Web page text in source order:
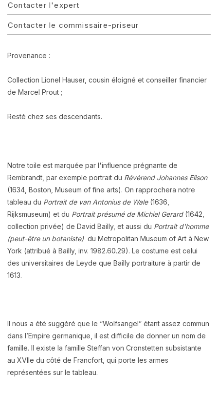
Contacter l'expert
Contacter le commissaire-priseur
Provenance :
Collection Lionel Hauser, cousin éloigné et conseiller financier
de Marcel Prout ;
Resté chez ses descendants.
Notre toile est marquée par l'influence prégnante de
Rembrandt, par exemple portrait du Révérend Johannes Elison
(1634, Boston, Museum of fine arts). On rapprochera notre
tableau du Portrait de van Antonius de Wale(1636,
Rijksmuseum) et du Portrait présumé de Michiel Gerard(1642,
collection privée) de David Bailly, et aussi du Portrait d'homme
(peut-être un botaniste) du Metropolitan Museum of Art à New
York (attribué à Bailly, inv. 1982.60.29). Le costume est celui
des universitaires de Leyde que Bailly portraiture à partir de
1613.
Il nous a été suggéré que le “Wolfsangel” étant assez commun
dans l’Empire germanique, il est difficile de donner un nom de
famille. Il existe la famille Steffan von Cronstetten subsistante
au XVIIe du côté de Francfort, qui porte les armes
représentées sur le tableau.